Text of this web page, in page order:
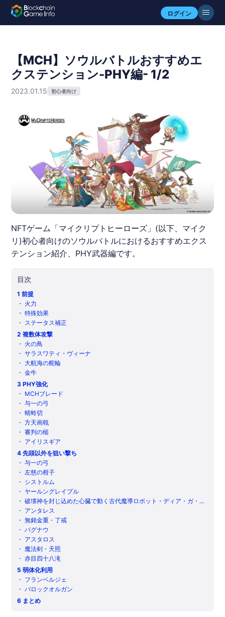
ログイン
【MCH】ソウルバトルおすすめエ
クステンション-PHY編- 1/2
2023.01.15 初心者向け
NFTゲーム「マイクリプトヒーローズ」(以下、マイク
リ)初心者向けのソウルバトルにおけるおすすめエクス
テンション紹介、PHY武器編です。
目次
1前提
・ 火力
・特殊効果
・
ステータス補正
2複数体攻撃
・ 火の鳥
・サラスワティ・ヴィーナ
・大航海の舵輪
・金牛
3PHY強化
・ MCHブレード
・与一の弓
・蜻蛉切
・方天画戟
・審判の槌
・ アイリスギア
4先頭以外を狙い撃ち
・与一の弓
・左慈の柑子
・ シストルム
・ ヤールングレイプル
・破壊神を封じ込めた心臓で動く古代魔導ロボット・ディア・ガ・レ
ティウス
・ アンタレス
・無銘金重・了戒
・バグナウ
・ アスタロス
・ 魔法剣・天照
・赤目四十八滝
5弱体化利用
・ フランベルジェ
・バロックオルガン
6 まとめ